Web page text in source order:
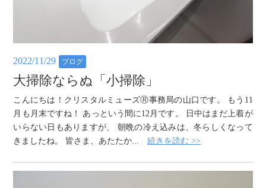
2022/11/29 ブログ
大掃除ならぬ「小掃除」
こんにちは！クリスタルミューズⓇ事務局の山口です。 もう11
月も月末ですね！ あっという間に12月です。 日中はまだ上着が
いらない日もありますが、 朝晩の冷え込みは、冬らしくなって
きましたね。 皆さま、あたたか...続きを読む >>